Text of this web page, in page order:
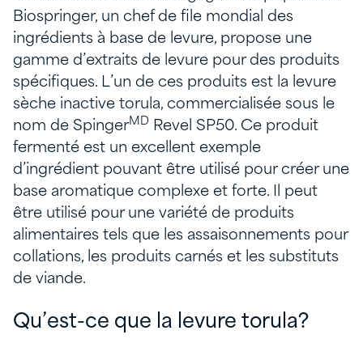
Biospringer, un chef de file mondial des
ingrédients à base de levure, propose une
gamme d’extraits de levure pour des produits
spécifiques. L’un de ces produits est la levure
sèche inactive torula, commercialisée sous le
nom de SpingerMD
Revel SP50. Ce produit
fermenté est un excellent exemple
d’ingrédient pouvant être utilisé pour créer une
base aromatique complexe et forte. Il peut
être utilisé pour une variété de produits
alimentaires tels que les assaisonnements pour
collations, les produits carnés et les substituts
de viande.
Qu’est-ce que la levure torula?